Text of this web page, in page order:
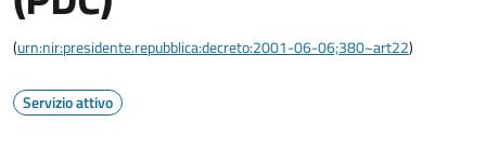
(urn:nir:presidente.repubblica:decreto:2001-06-06;380~art22)
Servizio attivo